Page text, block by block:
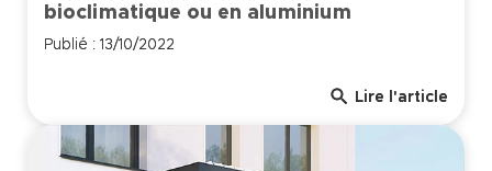
bioclimatique ou en aluminium
Publié : 13/10/2022
search Lire l'article